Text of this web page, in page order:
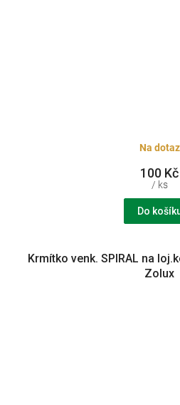
Na dotaz
100 Kč
/ ks
Do
Krmítko venk. SPIRAL na
Zolux